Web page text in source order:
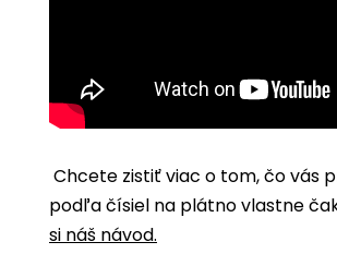
Chcete zistiť viac o tom, čo vás
podľa čísiel na plátno vlastne
si náš návod.